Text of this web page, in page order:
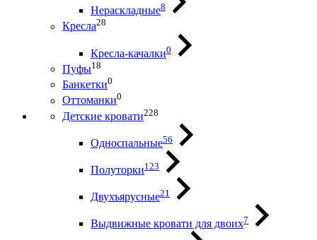
Нераскладные8
Кресла28
Кресла-качалки0
Пуфы18
Банкетки0
Оттоманки0
Детские кровати228
Односпальные56
Полуторки123
Двухъярусные21
Выдвижные кровати для двоих7